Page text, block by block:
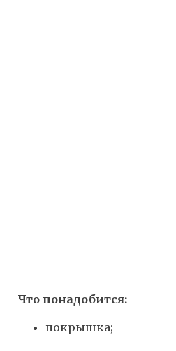
Что понадобится:
покрышка;